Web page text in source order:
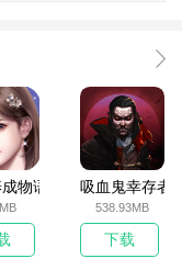
物语 吸血鬼幸存者
538.93MB
下载